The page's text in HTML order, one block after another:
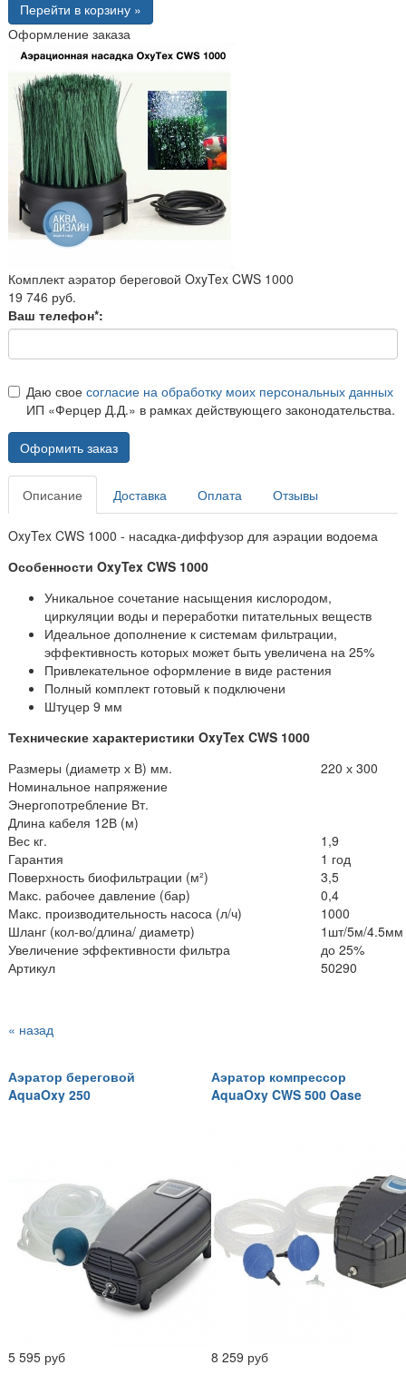
Перейти в корзину »
Оформление заказа
Комплект аэратор береговой OxyTex CWS 1000
19 746 руб.
Ваш телефон*:
Даю свое согласие на обработку моих персональных данных
ИП «Ферцер Д.Д.» в рамках действующего законодательства.
Оформить заказ
Описание Доставка Оплата Отзывы
OxyTex CWS 1000 - насадка-диффузор для аэрации водоема
Особенности OxyTex CWS 1000
Уникальное сочетание насыщения кислородом,
циркуляции воды и переработки питательных веществ
Идеальное дополнение к системам фильтрации,
эффективность которых может быть увеличена на 25%
Привлекательное оформление в виде растения
Полный комплект готовый к подключени
Штуцер 9 мм
Технические характеристики OxyTex CWS 1000
Размеры (диаметр х В) мм.
220 х 300
Номинальное напряжение
Энергопотребление Вт.
Длина кабеля 12В (м)
Вес кг.
1,9
Гарантия
1 год
Поверхность биофильтрации (м²)
3,5
Макс. рабочее давление (бар)
0,4
Макс. производительность насоса (л/ч)
1000
Шланг (кол-во/длина/ диаметр)
1шт/5м/4.5мм
Увеличение эффективности фильтра
до 25%
Артикул
50290
« назад
Аэратор береговой
AquaOxy 250
5 595 руб
Аэратор компрессор
AquaOxy CWS 500 Oase
8 259 руб